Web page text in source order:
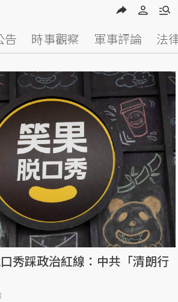
告 時事觀察 軍事評論 法
秀踩政治紅線：中共「清朗行